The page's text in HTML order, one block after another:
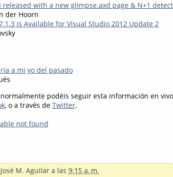
released with a new glimpse.axd page & N+1
der Hoorn
is Available for Visual Studio 2012 Update 2
a mi yo del pasado
podéis seguir esta información en
, o a través de Twitter.
not found
José M. Aguilar a las 9:15 a. m.